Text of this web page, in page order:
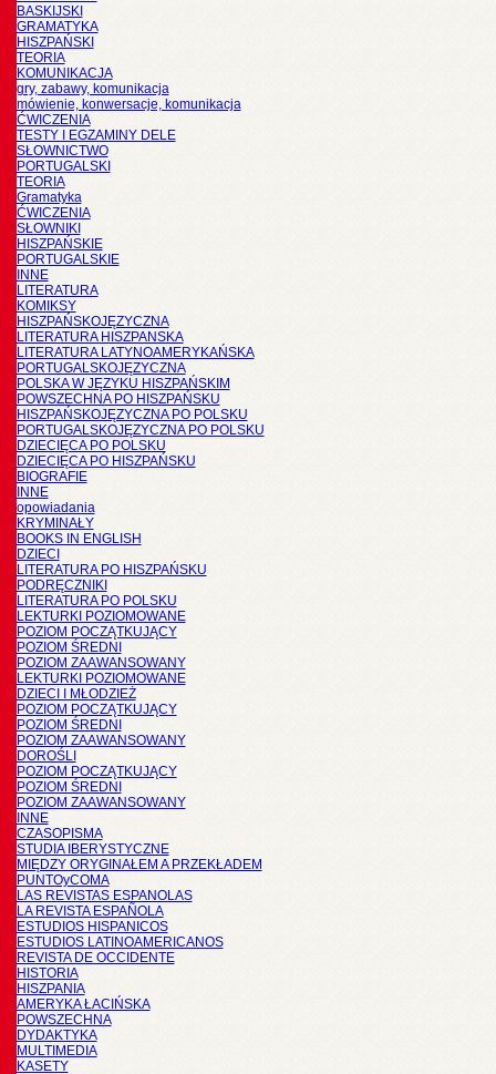
BASKIJSKI
GRAMATYKA
HISZPAŃSKI
TEORIA
KOMUNIKACJA
gry, zabawy, komunikacja
mówienie, konwersacje, komunikacja
ĆWICZENIA
TESTY I EGZAMINY DELE
SŁOWNICTWO
PORTUGALSKI
TEORIA
Gramatyka
ĆWICZENIA
SŁOWNIKI
HISZPAŃSKIE
PORTUGALSKIE
INNE
LITERATURA
KOMIKSY
HISZPAŃSKOJĘZYCZNA
LITERATURA HISZPANSKA
LITERATURA LATYNOAMERYKAŃSKA
PORTUGALSKOJĘZYCZNA
POLSKA W JĘZYKU HISZPAŃSKIM
POWSZECHNA PO HISZPAŃSKU
HISZPAŃSKOJĘZYCZNA PO POLSKU
PORTUGALSKOJĘZYCZNA PO POLSKU
DZIECIĘCA PO POLSKU
DZIECIĘCA PO HISZPAŃSKU
BIOGRAFIE
INNE
opowiadania
KRYMINAŁY
BOOKS IN ENGLISH
DZIECI
LITERATURA PO HISZPAŃSKU
PODRĘCZNIKI
LITERATURA PO POLSKU
LEKTURKI POZIOMOWANE
POZIOM POCZĄTKUJĄCY
POZIOM ŚREDNI
POZIOM ZAAWANSOWANY
LEKTURKI POZIOMOWANE
DZIECI I MŁODZIEŻ
POZIOM POCZĄTKUJĄCY
POZIOM ŚREDNI
POZIOM ZAAWANSOWANY
DOROŚLI
POZIOM POCZĄTKUJĄCY
POZIOM ŚREDNI
POZIOM ZAAWANSOWANY
INNE
CZASOPISMA
STUDIA IBERYSTYCZNE
MIĘDZY ORYGINAŁEM A PRZEKŁADEM
PUNTOyCOMA
LAS REVISTAS ESPANOLAS
LA REVISTA ESPAÑOLA
ESTUDIOS HISPANICOS
ESTUDIOS LATINOAMERICANOS
REVISTA DE OCCIDENTE
HISTORIA
HISZPANIA
AMERYKA ŁACIŃSKA
POWSZECHNA
DYDAKTYKA
MULTIMEDIA
KASETY